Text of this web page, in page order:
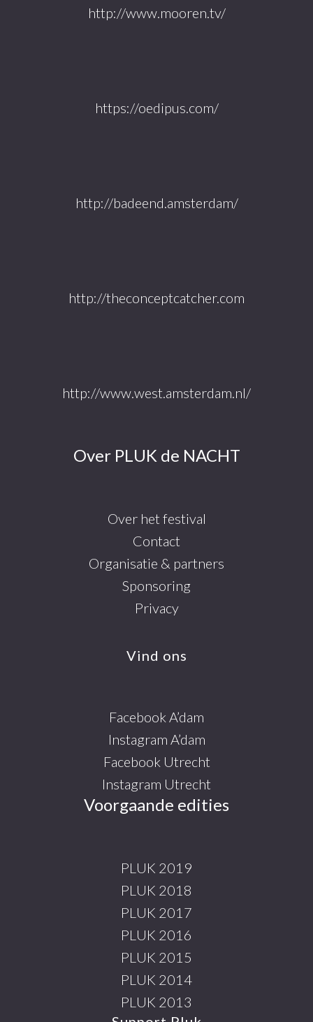
http://www.mooren.tv/
https://oedipus.com/
http://badeend.amsterdam/
http://theconceptcatcher.com
http://www.west.amsterdam.nl/
Over PLUK de NACHT
Over het festival
Contact
Organisatie & partners
Sponsoring
Privacy
Vind ons
Facebook A’dam
Instagram A’dam
Facebook Utrecht
Instagram Utrecht
Voorgaande edities
PLUK 2019
PLUK 2018
PLUK 2017
PLUK 2016
PLUK 2015
PLUK 2014
PLUK 2013